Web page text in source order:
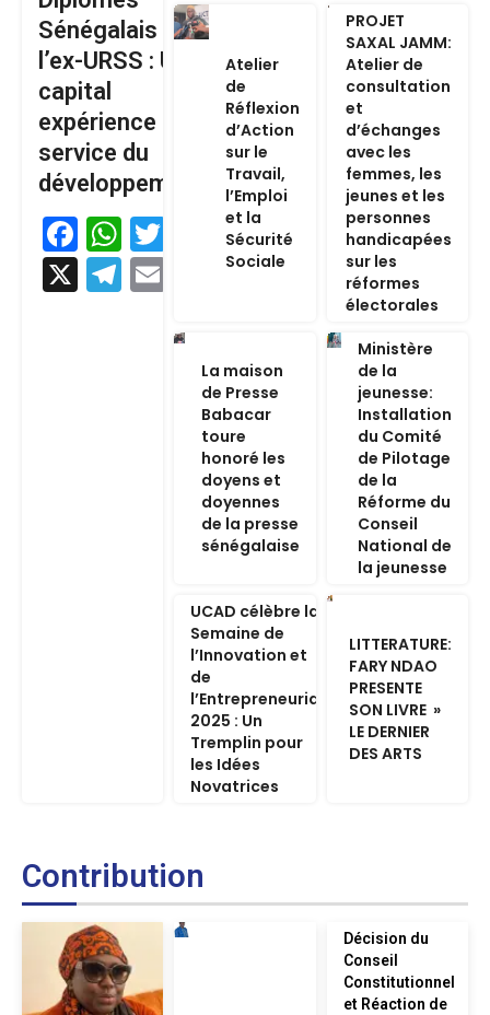
Sénégalais de
l’ex-URSS : Un
capital
expérience au
service du
développement
Facebook
WhatsApp
Twitter
X
Telegram
Email
Atelier
de
Réflexion
d’Action
sur le
Travail,
l’Emploi
et la
Sécurité
Sociale
PROJET
SAXAL JAMM:
Atelier de
consultation
et
d’échanges
avec les
femmes, les
jeunes et les
personnes
handicapées
sur les
réformes
électorales
La maison
de Presse
Babacar
toure
honoré les
doyens et
doyennes
de la presse
sénégalaise
Ministère
de la
jeunesse:
Installation
du Comité
de Pilotage
de la
Réforme du
Conseil
National de
la jeunesse
UCAD célèbre la
Semaine de
l’Innovation et
de
l’Entrepreneuriat
2025 : Un
Tremplin pour
les Idées
Novatrices
LITTERATURE:
FARY NDAO
PRESENTE
SON LIVRE »
LE DERNIER
DES ARTS
Contribution
Décision du
Conseil
Constitutionnel
et Réaction de